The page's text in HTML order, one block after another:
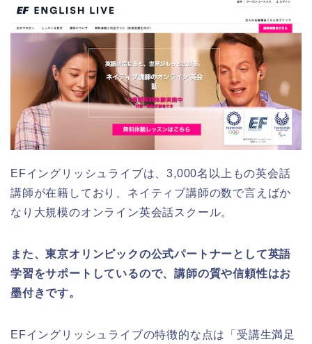
EFイングリッシュライブは、3,000名以上もの英会話
講師が在籍しており、ネイティブ講師の数で言えばか
なり大規模のオンライン英会話スクール。
また、東京オリンピックの公式パートナーとして英語
学習をサポートしているので、講師の質や信頼性はお
墨付きです。
EFイングリッシュライブの特徴的な点は「受講生満足